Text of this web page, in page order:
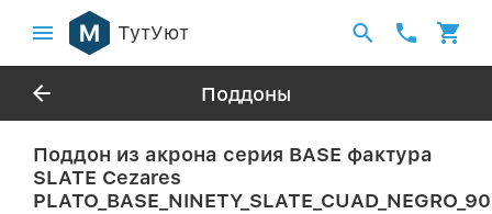
ТутУют
Поддоны
Поддон из акрона серия BASE фактура
SLATE Cezares